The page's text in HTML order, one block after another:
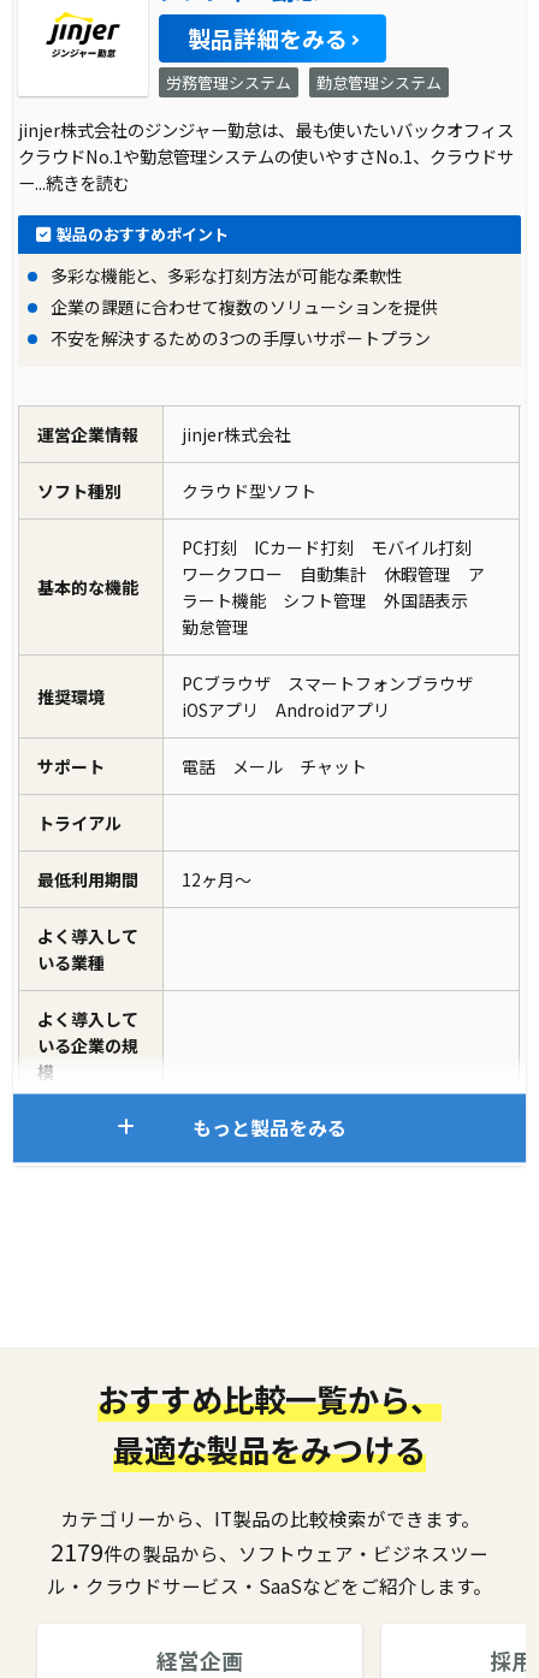
製品詳細をみる
労務管理システム 勤怠管理システム
jinjer株式会社のジンジャー勤怠は、最も使いたいバックオフィス
クラウドNo.1や勤怠管理システムの使いやすさNo.1、クラウドサ
ー...続きを読む
製品のおすすめポイント
多彩な機能と、多彩な打刻方法が可能な柔軟性
企業の課題に合わせて複数のソリューションを提供
不安を解決するための3つの手厚いサポートプラン
運営企業情報 jinjer株式会社
ソフト種別 クラウド型ソフト
基本的な機能
PC打刻 ICカード打刻 モバイル打刻
ワークフロー 自動集計 休暇管理 ア
ラート機能 シフト管理 外国語表示
勤怠管理
推奨環境
PCブラウザ スマートフォンブラウザ
iOSアプリ Androidアプリ
サポート 電話 メール チャット
トライアル
最低利用期間 12ヶ月～
よく導入して
いる業種
よく導入して
いる企業の規
模
もっと製品をみる
おすすめ比較一覧から、
最適な製品をみつける
カテゴリーから、IT製品の比較検索ができます。
2179件の製品から、ソフトウェア・ビジネスツー
ル・クラウドサービス・SaaSなどをご紹介します。
経営企画 採